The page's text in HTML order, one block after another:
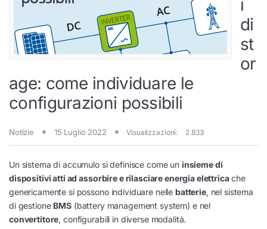
i
di
st
or
age: come individuare le
configurazioni possibili
Notizie 15 Luglio 2022 Visualizzazioni: 2.833
Un sistema di accumulo si definisce come un insieme di
dispositivi atti ad assorbire e rilasciare energia elettricache
genericamente si possono individuare nelle batterie, nel sistema
di gestione BMS(battery management system) e nel
convertitore, configurabili in diverse modalità.